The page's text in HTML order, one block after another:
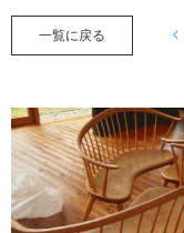
一覧に戻る